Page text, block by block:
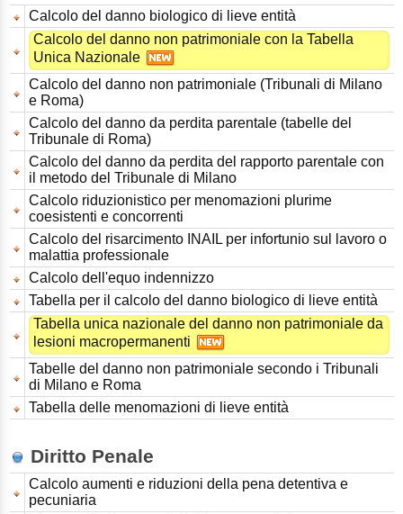
Calcolo del danno biologico di lieve entità
Calcolo del danno non patrimoniale con la Tabella
Unica Nazionale
Calcolo del danno non patrimoniale (Tribunali di Milano
e Roma)
Calcolo del danno da perdita parentale (tabelle del
Tribunale di Roma)
Calcolo del danno da perdita del rapporto parentale con
il metodo del Tribunale di Milano
Calcolo riduzionistico per menomazioni plurime
coesistenti e concorrenti
Calcolo del risarcimento INAIL per infortunio sul lavoro o
malattia professionale
Calcolo dell'equo indennizzo
Tabella per il calcolo del danno biologico di lieve entità
Tabella unica nazionale del danno non patrimoniale da
lesioni macropermanenti
Tabelle del danno non patrimoniale secondo i Tribunali
di Milano e Roma
Tabella delle menomazioni di lieve entità
Diritto Penale
Calcolo aumenti e riduzioni della pena detentiva e
pecuniaria